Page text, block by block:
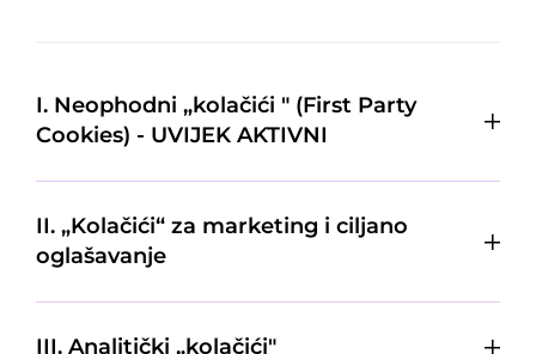
I. Neophodni „kolačići " (First Party
Cookies) - UVIJEK AKTIVNI
II. „Kolačići“ za marketing i ciljano
oglašavanje
III. Analitički „kolačići"